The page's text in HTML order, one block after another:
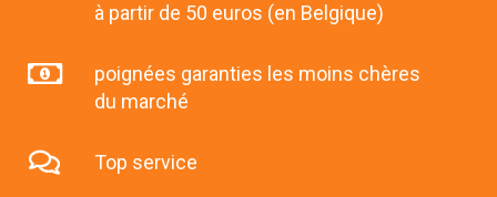
à partir de 50 euros (en Belgique)
poignées garanties les moins chères
du marché
Top service